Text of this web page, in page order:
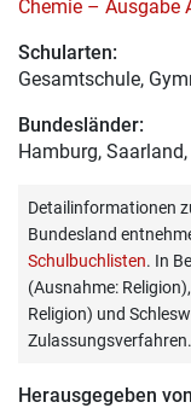
Chemie – Ausgabe
Schularten:
Gesamtschule,
Bundesländer:
Hamburg,
Detailinformationen
Bundesland
Schulbuchlisten. In
(Ausnahme:
Religion) und
Zulassungsverfahren.
Herausgegeben